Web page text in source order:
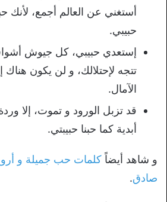
أستغني عن العالم أجمع، لأنك
حبيبي.
إستعدي حبيبي، كل جيوش
تتجه لإحتلالك، و لن يكون
الآمال.
قد تزبل الورود و تموت، إلا
أبدية كما حبنا حبيبتي.
و شاهد أيضاً كلمات حب جميلة و
صادق.